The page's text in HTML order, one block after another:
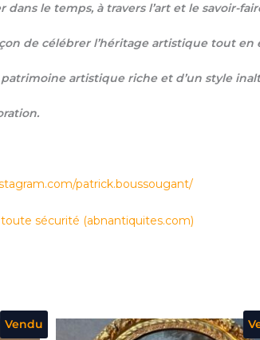
le temps, à travers l’art et le savoir-
de célébrer l’héritage artistique tout
artistique riche et d’un style
patrick.boussougant/
sécurité (abnantiquites.com)
Vendu